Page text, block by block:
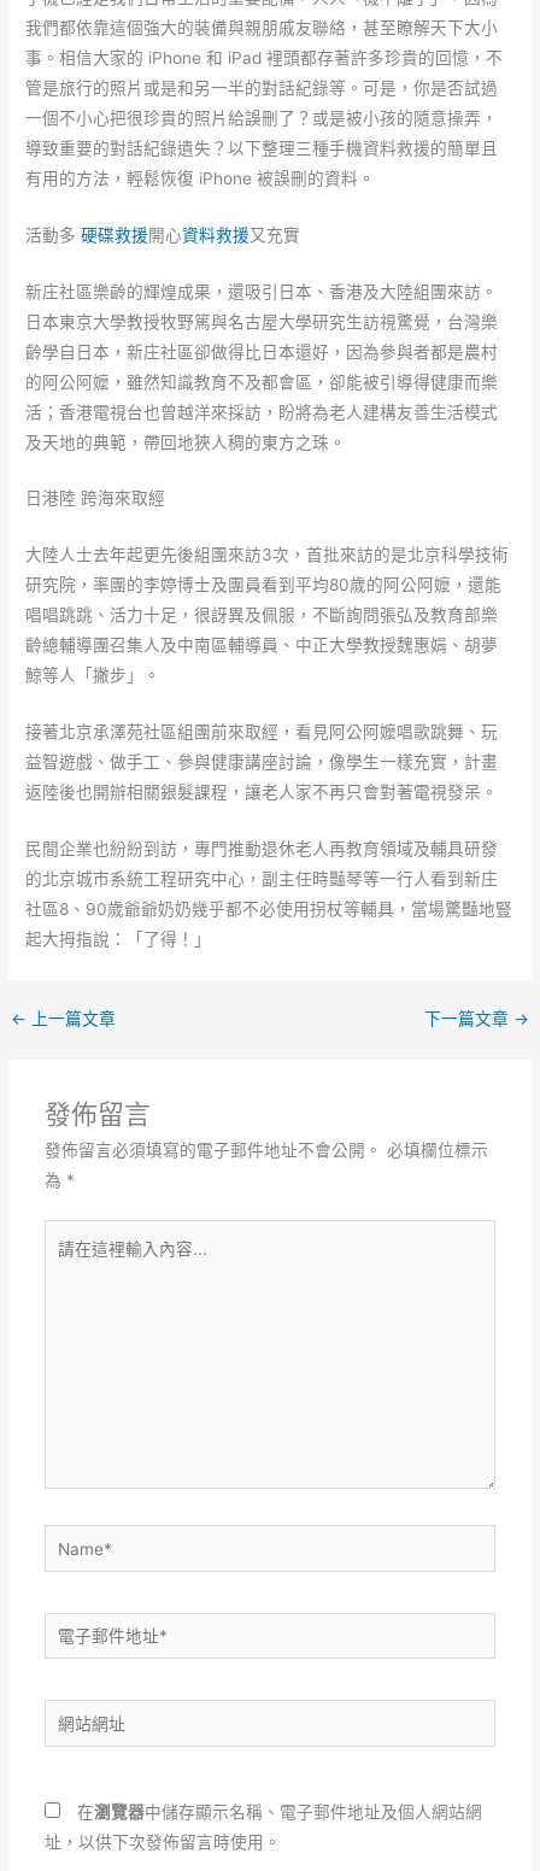
我們都依靠這個強大的裝備與親朋戚友聯絡，甚至瞭解天下大小
事。相信大家的 iPhone 和 iPad 裡頭都存著許多珍貴的回憶，不
管是旅行的照片或是和另一半的對話紀錄等。可是，你是否試過
一個不小心把很珍貴的照片給誤刪了？或是被小孩的隨意操弄，
導致重要的對話紀錄遺失？以下整理三種手機資料救援的簡單且
有用的方法，輕鬆恢復 iPhone 被誤刪的資料。
活動多硬碟救援開心資料救援又充實
新庄社區樂齡的輝煌成果，還吸引日本、香港及大陸組團來訪。
日本東京大學教授牧野篤與名古屋大學研究生訪視驚覺，台灣樂
齡學自日本，新庄社區卻做得比日本還好，因為參與者都是農村
的阿公阿嬤，雖然知識教育不及都會區，卻能被引導得健康而樂
活；香港電視台也曾越洋來採訪，盼將為老人建構友善生活模式
及天地的典範，帶回地狹人稠的東方之珠。
日港陸 跨海來取經
大陸人士去年起更先後組團來訪3次，首批來訪的是北京科學技術
研究院，率團的李婷博士及團員看到平均80歲的阿公阿嬤，還能
唱唱跳跳、活力十足，很訝異及佩服，不斷詢問張弘及教育部樂
齡總輔導團召集人及中南區輔導員、中正大學教授魏惠娟、胡夢
鯨等人「撇步」。
接著北京承澤苑社區組團前來取經，看見阿公阿嬤唱歌跳舞、玩
益智遊戲、做手工、參與健康講座討論，像學生一樣充實，計畫
返陸後也開辦相關銀髮課程，讓老人家不再只會對著電視發呆。
民間企業也紛紛到訪，專門推動退休老人再教育領域及輔具研發
的北京城市系統工程研究中心，副主任時豔琴等一行人看到新庄
社區8、90歲爺爺奶奶幾乎都不必使用拐杖等輔具，當場驚豔地豎
起大拇指說：「了得！」
← 上一篇文章 下一篇文章 →
發佈留言
發佈留言必須填寫的電子郵件地址不會公開。 必填欄位標示
為 *
在
Name*
電
子
件
地
*
站
址
在瀏覽器中儲存顯示名稱、電子郵件地址及個人網站網
址，以供下次發佈留言時使用。